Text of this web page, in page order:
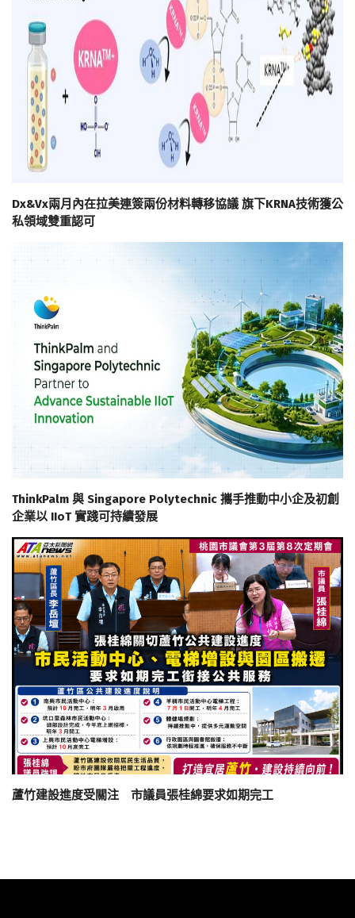
Dx&Vx兩月內在拉美連簽兩份材料轉移協議 旗下KRNA技術獲公
私領域雙重認可
ThinkPalm 與 Singapore Polytechnic 攜手推動中小企及初創
企業以 IIoT 實踐可持續發展
蘆竹建設進度受關注 市議員張桂綿要求如期完工